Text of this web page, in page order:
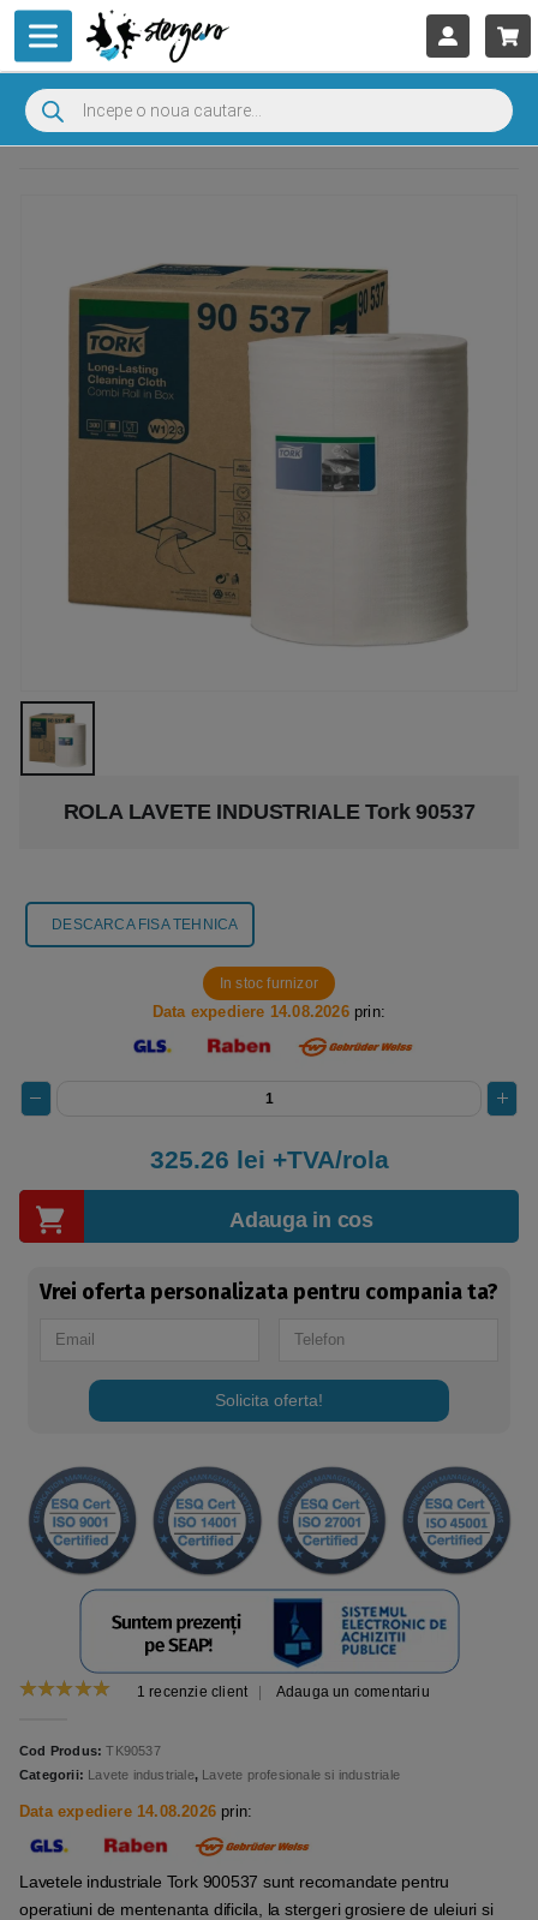
ROLA LAVETE INDUSTRIALE Tork 90537
DESCARCA FISA TEHNICA
1 recenzie client | Adauga un comentariu
Cod Produs:TK90537
Categorii: Lavete industriale, Lavete profesionale si industriale
Data expediere 14.08.2026 prin:
Lavetele industriale Tork 900537 sunt recomandate pentru
operatiuni de mentenanta dificila, la stergeri grosiere de uleiuri si
In stoc furnizor
Data expediere 14.08.2026prin:
325.26 lei +TVA/rola
Adauga in cos
Vrei oferta personalizata pentru compania ta?
Solicita oferta!